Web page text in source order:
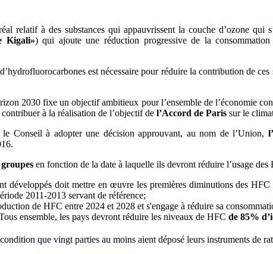
relatif à des substances qui appauvrissent la couche d’ozone
Kigali») qui ajoute une réduction progressive de la
est nécessaire pour réduire la contribution de
2030 fixe un objectif ambitieux pour l’ensemble de l’économie
à la réalisation de l’objectif de l’Accord de Paris sur le
Conseil à adopter une décision approuvant, au nom de l’Union,
en fonction de la date à laquelle ils devront réduire l’usage des
développés doit mettre en œuvre les premières diminutions des
2011-2013 servant de référence;
de HFC entre 2024 et 2028 et s'engage à réduire sa
ensemble, les pays devront réduire les niveaux de HFC de 85%
que vingt parties au moins aient déposé leurs instruments de